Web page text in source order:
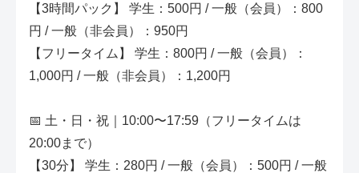
【3時間パック】 学生：500円 / 一般（会員）：800
円 / 一般（非会員）：950円
【フリータイム】 学生：800円 / 一般（会員）：
1,000円 / 一般（非会員）：1,200円
📅 土・日・祝｜10:00〜17:59（フリータイムは
20:00まで）
【30分】 学生：280円 / 一般（会員）：500円 / 一般